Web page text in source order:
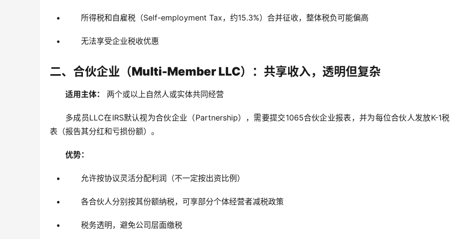
所得税和自雇税（Self-employment Tax，约15.3%）合并征收，整体税负可能偏高
无法享受企业税收优惠
二、合伙企业（Multi-Member LLC）：共享收入，透明但复杂
适用主体： 两个或以上自然人或实体共同经营
多成员LLC在IRS默认视为合伙企业（Partnership），需要提交1065合伙企业报表，并为每位合伙人发放K-1税
表（报告其分红和亏损份额）。
优势：
允许按协议灵活分配利润（不一定按出资比例）
各合伙人分别按其份额纳税，可享部分个体经营者减税政策
税务透明，避免公司层面缴税